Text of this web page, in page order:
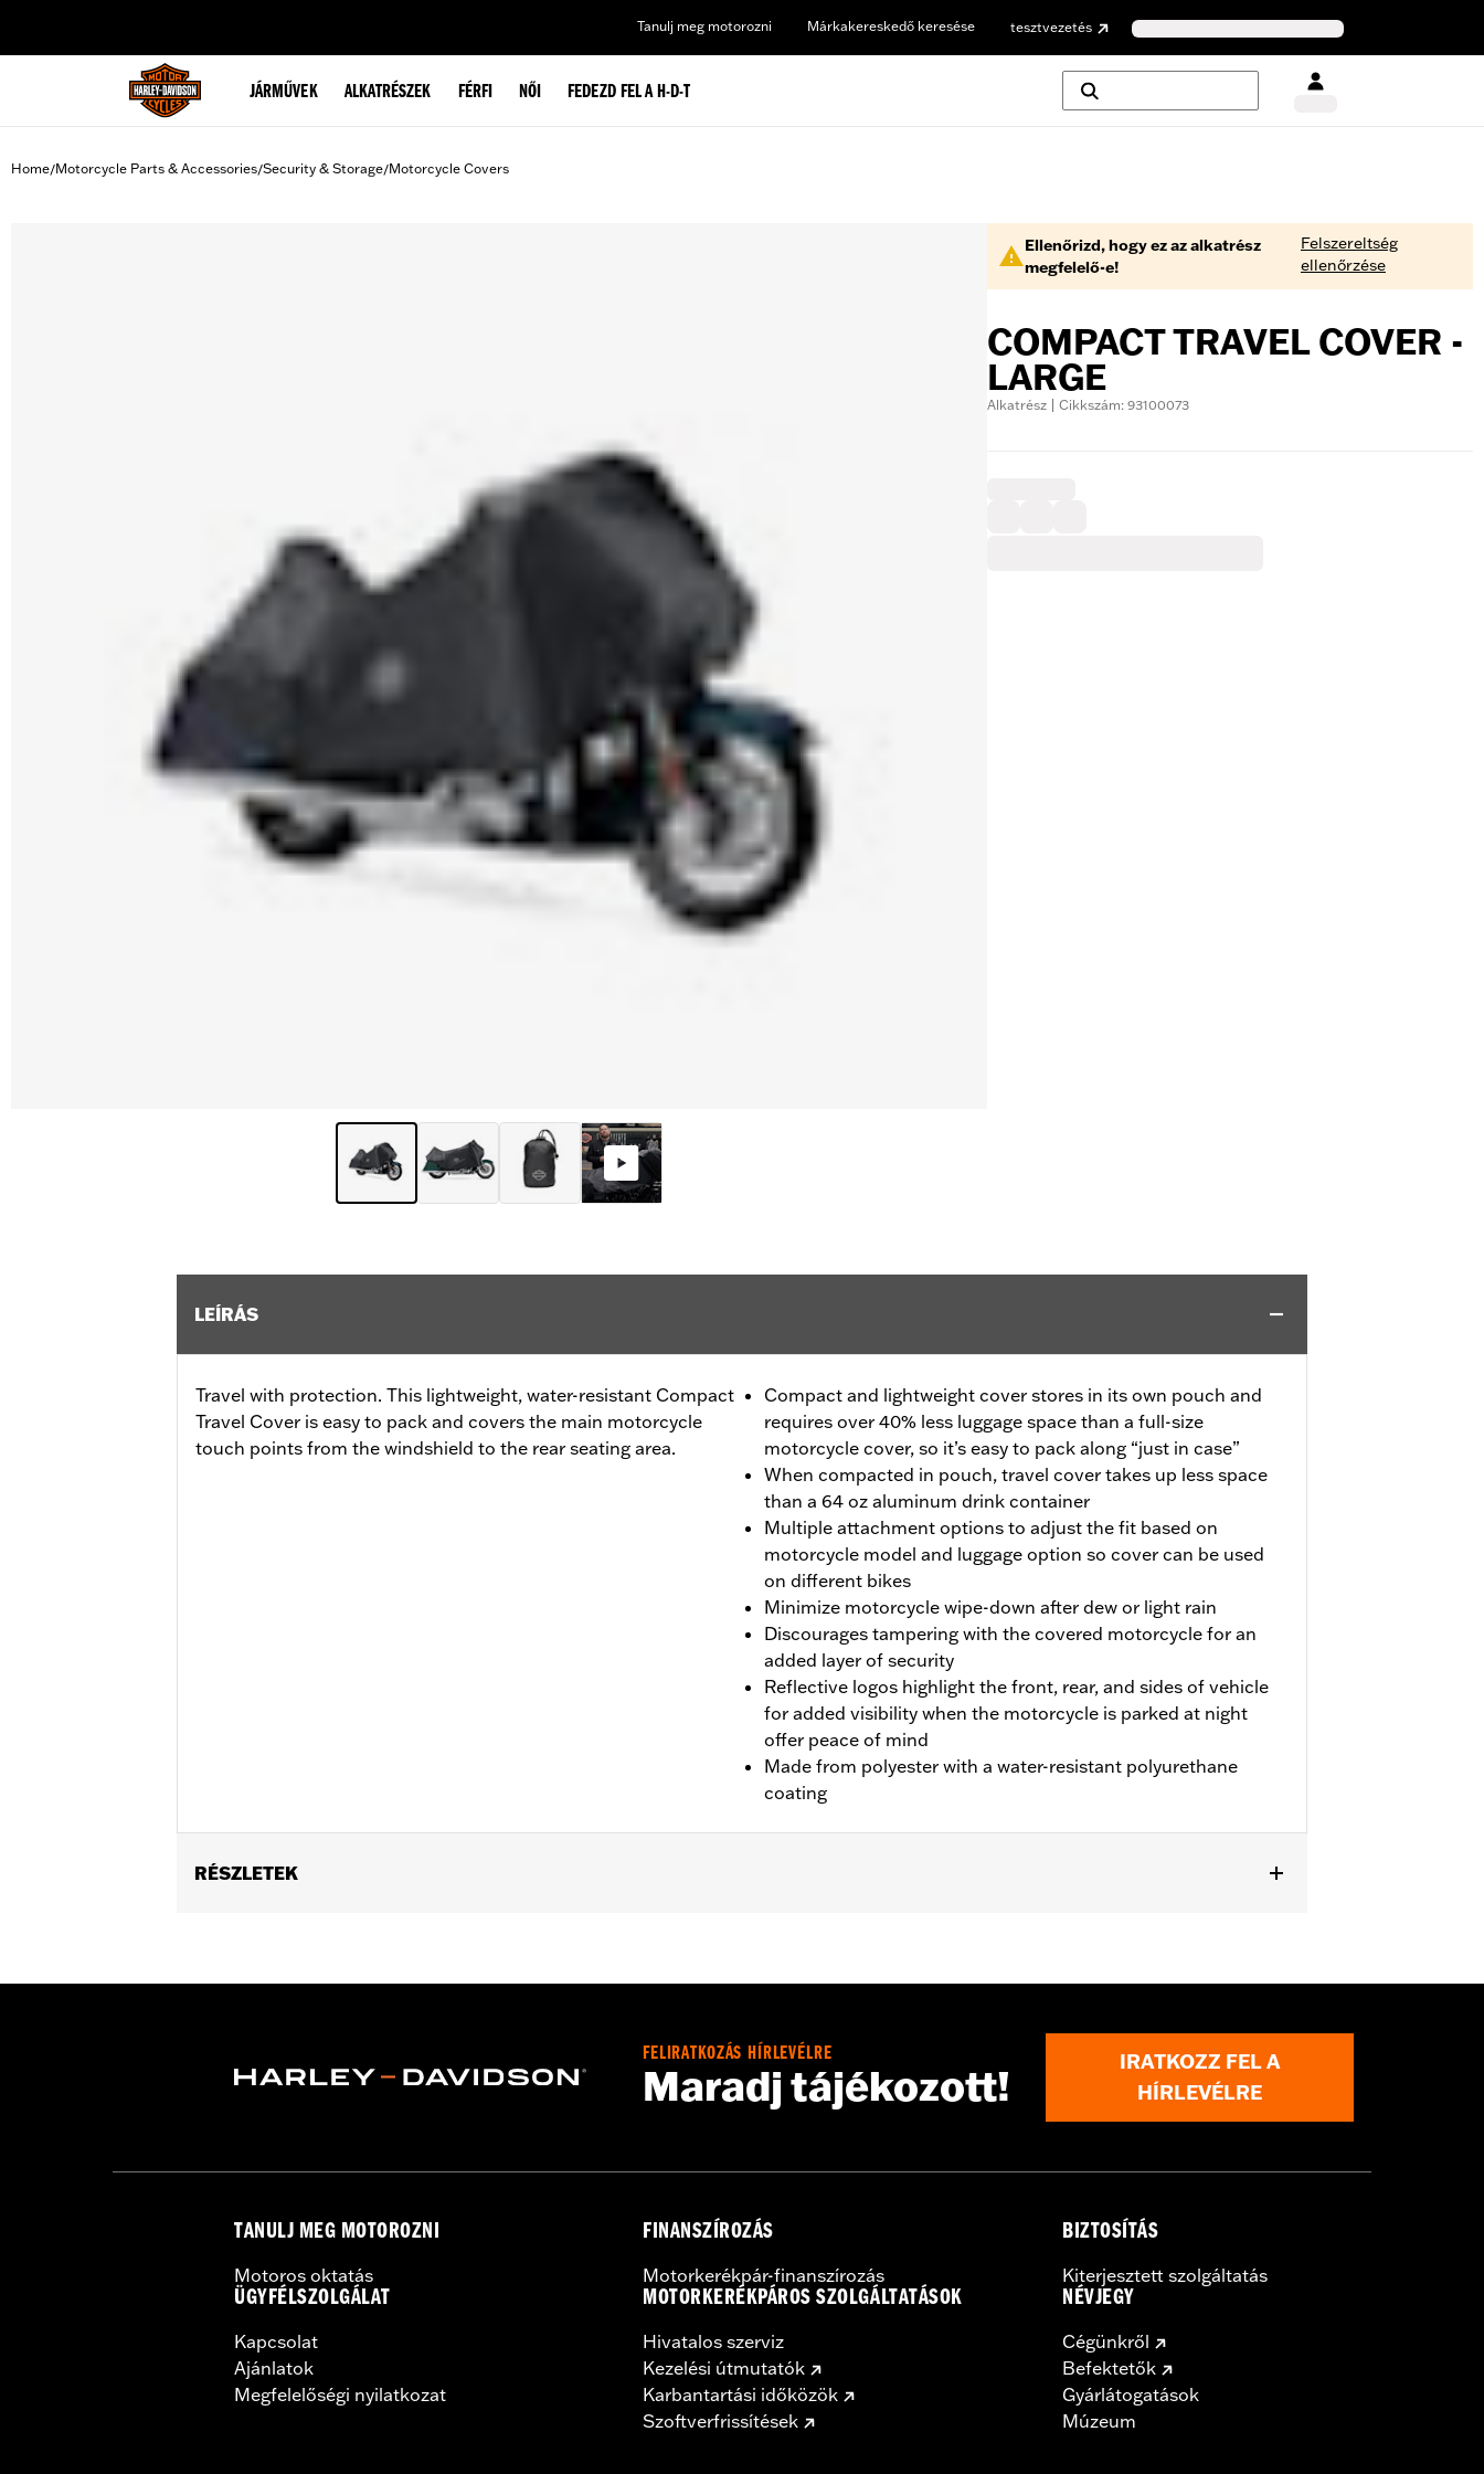
Tanulj meg motorozni Márkakereskedő keresése tesztvezetés
JÁRMŰVEK ALKATRÉSZEK FÉRFI NŐI FEDEZD FEL A H-D-T
Home/Motorcycle Parts & Accessories/Security & Storage/Motorcycle Covers
Ellenőrizd, hogy ez az alkatrész
megfelelő-e!
Felszereltség
ellenőrzése
COMPACT TRAVEL COVER -
LARGE
Alkatrész | Cikkszám: 93100073
LEÍRÁS
Travel with protection. This lightweight, water-resistant Compact
Travel Cover is easy to pack and covers the main motorcycle
touch points from the windshield to the rear seating area.
Compact and lightweight cover stores in its own pouch and
requires over 40% less luggage space than a full-size
motorcycle cover, so it’s easy to pack along “just in case”
When compacted in pouch, travel cover takes up less space
than a 64 oz aluminum drink container
Multiple attachment options to adjust the fit based on
motorcycle model and luggage option so cover can be used
on different bikes
Minimize motorcycle wipe-down after dew or light rain
Discourages tampering with the covered motorcycle for an
added layer of security
Reflective logos highlight the front, rear, and sides of vehicle
for added visibility when the motorcycle is parked at night
offer peace of mind
Made from polyester with a water-resistant polyurethane
coating
RÉSZLETEK
Installation Instructions
Polyester with a water-resistant polyurethane coating
In the Box:Travel cover and pouch
FELIRATKOZÁS HÍRLEVÉLRE
Maradj tájékozott!
IRATKOZZ FEL A
HÍRLEVÉLRE
TANULJ MEG MOTOROZNI
Motoros oktatás
ÜGYFÉLSZOLGÁLAT
Kapcsolat
Ajánlatok
Megfelelőségi nyilatkozat
FINANSZÍROZÁS
Motorkerékpár-finanszírozás
MOTORKERÉKPÁROS SZOLGÁLTATÁSOK
Hivatalos szerviz
Kezelési útmutatók
Karbantartási időközök
Szoftverfrissítések
BIZTOSÍTÁS
Kiterjesztett szolgáltatás
NÉVJEGY
Cégünkről
Befektetők
Gyárlátogatások
Múzeum